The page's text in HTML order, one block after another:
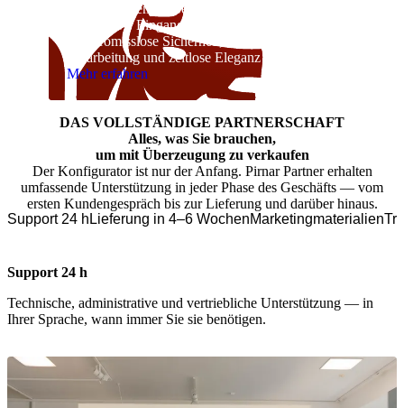
Mit über einem halben Jahrhundert Erfahrung
fertigen wir Eingangstüren, die
kompromisslose Sicherheit, erstklassige
Verarbeitung und zeitlose Eleganz vereinen.
Mehr erfahren
DAS VOLLSTÄNDIGE PARTNERSCHAFT
Alles, was Sie brauchen,
um mit Überzeugung zu verkaufen
Der Konfigurator ist nur der Anfang. Pirnar Partner erhalten
umfassende Unterstützung in jeder Phase des Geschäfts — vom
ersten Kundengespräch bis zur Lieferung und darüber hinaus.
Support 24 h Lieferung in 4–6 WochenMarketingmaterialien
Support 24 h
Technische, administrative und vertriebliche Unterstützung — in
Ihrer Sprache, wann immer Sie sie benötigen.